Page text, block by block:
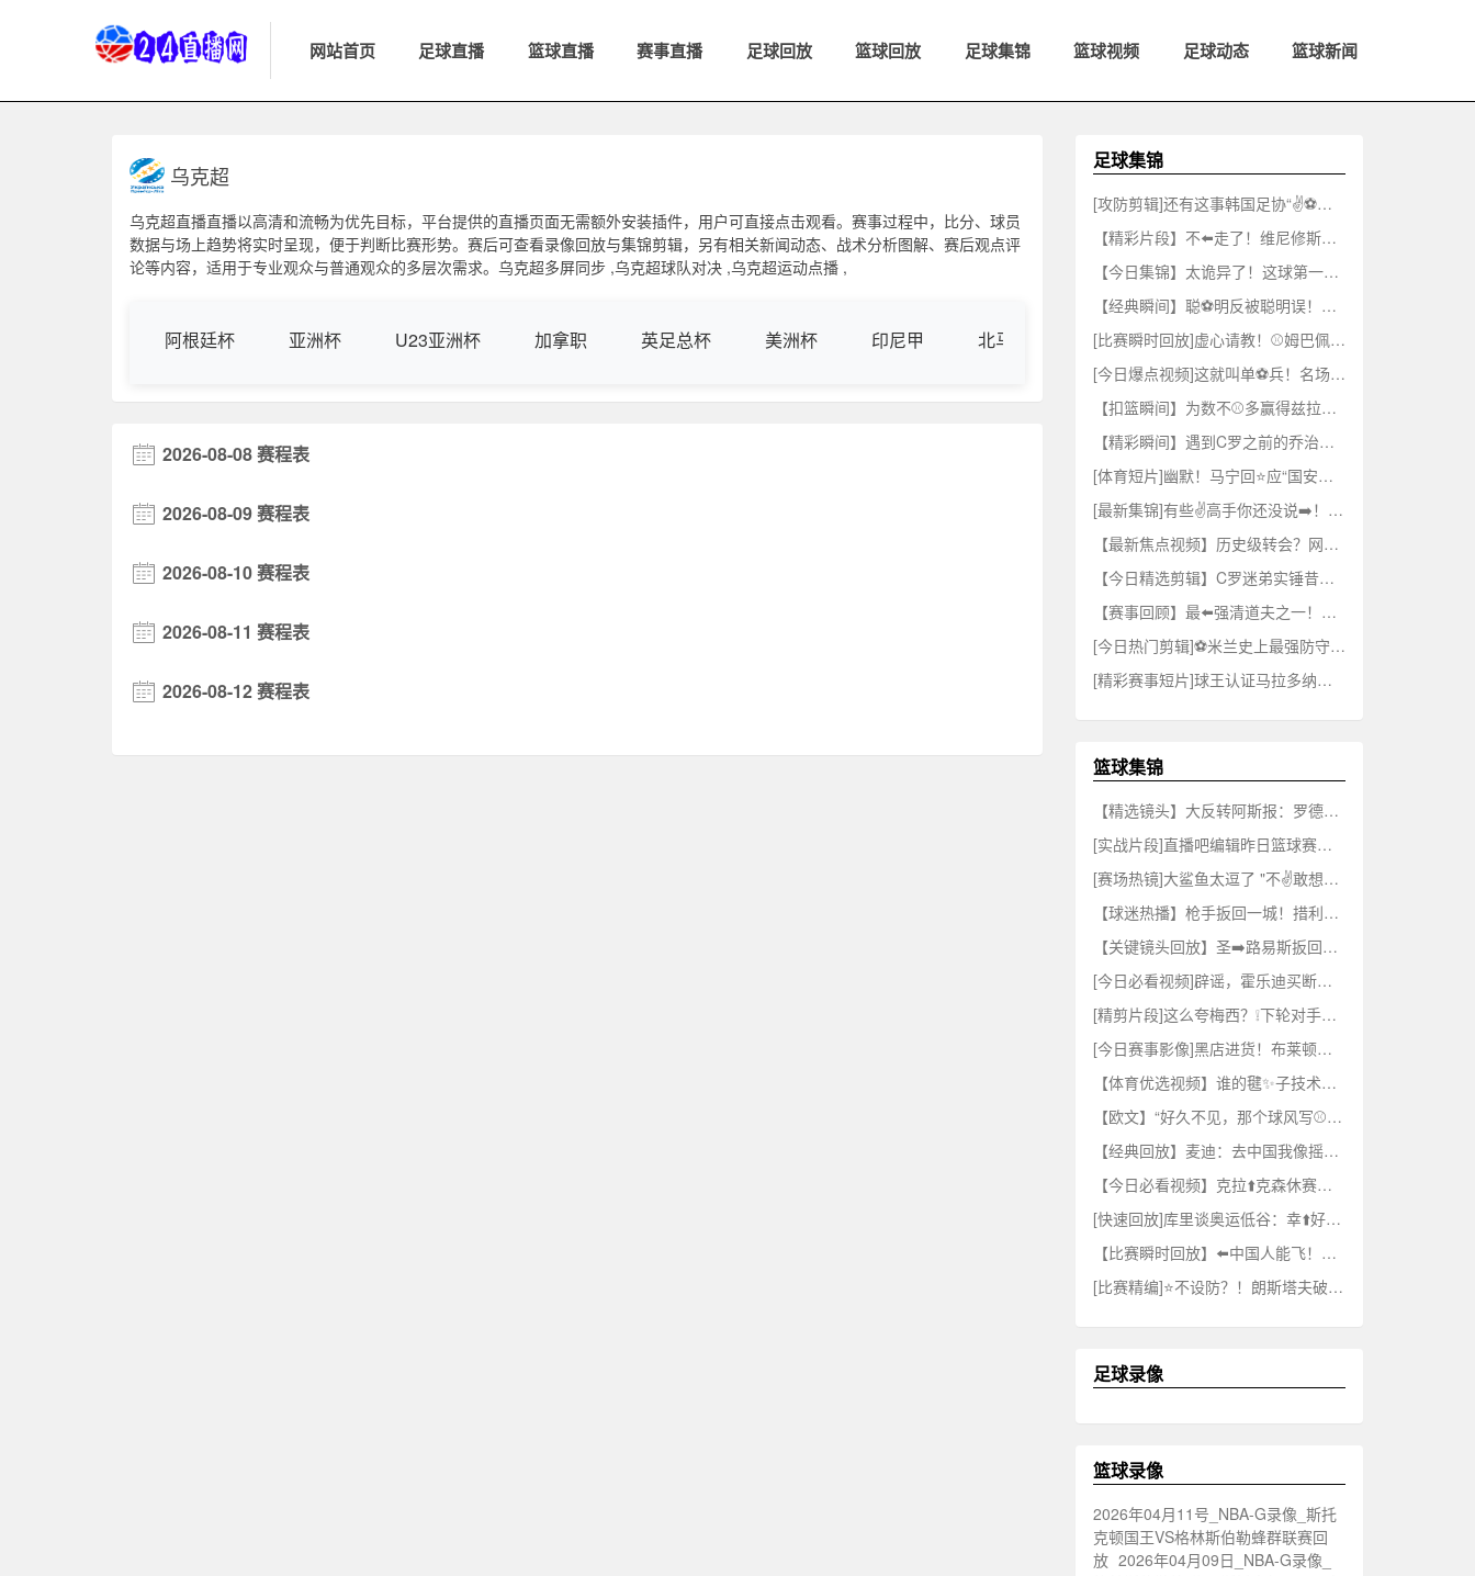
网站首页 足球直播 篮球直播 赛事直播 足球回放 篮球回放 足球集锦 篮球视频 足球动态 篮球新闻
乌克超
乌克超直播直播以高清和流畅为优先目标，平台提供的直播页面无需额外安装插件，用户可直接点击观看。赛事过程中，比分、球员
数据与场上趋势将实时呈现，便于判断比赛形势。赛后可查看录像回放与集锦剪辑，另有相关新闻动态、战术分析图解、赛后观点评
论等内容，适用于专业观众与普通观众的多层次需求。乌克超多屏同步 ,乌克超球队对决 ,乌克超运动点播 ,
阿根廷杯 亚洲杯 U23亚洲杯 加拿职 英足总杯 美洲杯 印尼甲 北马其甲 中女超 澳威超 马来超
2026-08-08 赛程表
2026-08-09 赛程表
2026-08-10 赛程表
2026-08-11 赛程表
2026-08-12 赛程表
足球集锦
[攻防剪辑]还有这事韩国足协“✌⚽️性招待”外籍裁判，按摩都安排上了
【精彩片段】不⬅️走了！维尼修斯正式续约皇马至2032年！终结全部离队流言！
【今日集锦】太诡异了！这球第一下没进一脸➡️疑惑，回放看原来是碰到了门将⚾
【经典瞬间】聪⚽明反被聪明误！点球停顿骗过门将罚进被取消！主裁掏黄牌伺候！
[比赛瞬时回放]虚心请教！⚾姆巴佩自曝频繁向⬇⚾️梅西讨教：我也想赢得一切
[今日爆点视频]这就叫单⚽兵！名场面：姆巴佩21年在诺坎⬅️普的帽子戏法！
【扣篮瞬间】为数不⚾多赢得兹拉坦尊重的男人！那些年的伊布＆梅西~✌️
【精彩瞬间】遇到C罗之前的乔治娜是如此青涩⚽：一个俏皮的邻家女孩~
[体育短片]幽默！马宁回⭐应“国安配马宁，能赢⚽阿根❗廷”神梗
[最新集锦]有些✌️高手你还没说➡️！采访沃克：你觉得谁的速度比你快？
【最新焦点视频】历史级转会？网友恶❕✨搞：阿森纳要签下维尼修斯！
【今日精选剪辑】C罗迷弟实锤昔日贡萨洛：大佬千千万，我只认C罗⚽这⬆️一个
【赛事回顾】最⬅️强清道夫之一！感受下巴雷西的终极防守，他是所有前锋➡️的噩梦
[今日热门剪辑]⚽米兰史上最强防守！当年塔索蒂+巴雷西+科斯塔库塔+马尔⚽蒂尼
[精彩赛事短片]球王认证马拉多纳：巴雷西是足坛最➡️伟大的后卫
篮球集锦
【精选镜头】大反转阿斯报：罗德里感谢皇马，但因✨理念，更倾向加盟巴萨⚾
[实战片段]直播吧编辑昨日篮球赛！多姆连打两铁后知耻后勇一条龙➡️连过数人！⚽
[赛场热镜]大鲨鱼太逗了 "不✌️敢想象身边有个这样的活宝该有多快乐" ...⬅️
【球迷热播】枪手扳回一城！措利⬆️斯角⭐球送助攻⬅️！因卡皮耶头球破门！
【关键镜头回放】圣➡️路易斯扳回一城！洛伦特兜射死角破门！迈⚽阿密4-2领先！
[今日必看视频]辟谣，霍乐迪买断加盟7⬆️6人的消息为假❕Shams账号所发 ✨！
[精剪片段]这么夸梅西？❕下轮对手主帅：哥们就不能度度假，坐✌️坐游艇吗？
[今日赛事影像]黑店进货！布莱顿签18岁前锋瓦伦丁·约瑟夫看看实力⬇️如何？
【体育优选视频】谁的毽✨子技术最好？拜仁亚洲行现场比拼踢毽子！
【欧文】“好久不见，那个球风写⚾意如诗的男人。10月见，凯里·欧文 ”
【经典回放】麦迪：去中国我像摇滚明❕星一样受欢迎⬇️，但我不喜欢极端的粉丝
【今日必看视频】克拉⬆️克森休赛期打高尔夫
[快速回放]库里谈奥运低谷：幸⬆️好有詹姆斯拉我一把 ...
【比赛瞬时回放】⬅️中国人能飞！徐正鹏角球助攻程晟涵飞身冲顶破门，庆⭐祝戴个面✌️具！
[比赛精编]⭐不设防？！朗斯塔夫破门，利物浦被利兹联让二追⬆️三！
足球录像
篮球录像
2026年04月11号_NBA-G录像_斯托
克顿国王VS格林斯伯勒蜂群联赛回
放 2026年04月09日_NBA-G录像_